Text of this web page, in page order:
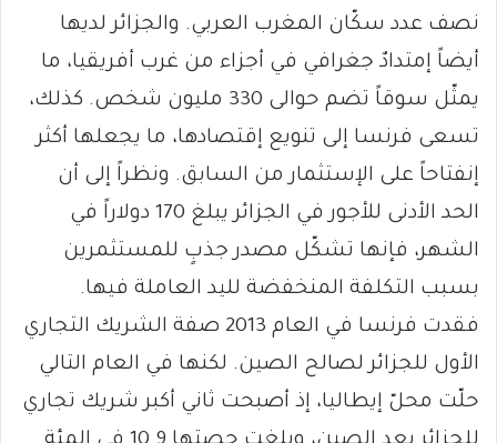
نصف عدد سكّان المغرب العربي. والجزائر لديها
أيضاً إمتدادٌ جغرافي في أجزاء من غرب أفريقيا، ما
يمثّل سوقاً تضم حوالى 330 مليون شخص. كذلك،
تسعى فرنسا إلى تنويع إقتصادها، ما يجعلها أكثر
إنفتاحاً على الإستثمار من السابق. ونظراً إلى أن
الحد الأدنى للأجور في الجزائر يبلغ 170 دولاراً في
الشهر، فإنها تشكّل مصدر جذبٍ للمستثمرين
بسبب التكلفة المنخفضة لليد العاملة فيها.
فقدت فرنسا في العام 2013 صفة الشريك التجاري
الأول للجزائر لصالح الصين. لكنها في العام التالي
حلّت محلّ إيطاليا، إذ أصبحت ثاني أكبر شريك تجاري